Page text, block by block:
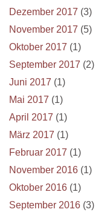
Dezember 2017 (3)
November 2017 (5)
Oktober 2017 (1)
September 2017 (2)
Juni 2017 (1)
Mai 2017 (1)
April 2017 (1)
März 2017 (1)
Februar 2017 (1)
November 2016 (1)
Oktober 2016 (1)
September 2016 (3)